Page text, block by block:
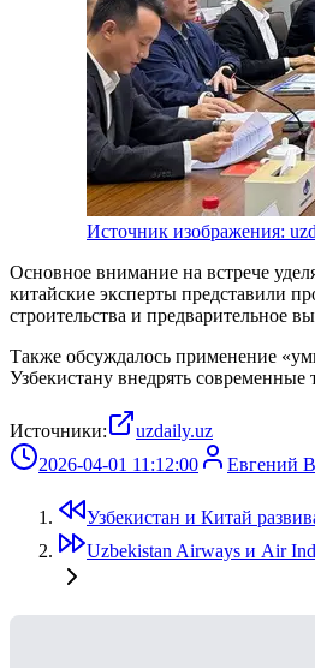
Источник изображения:
Основное внимание на встрече
китайские эксперты представили
строительства и предварительное
Также обсуждалось применение
Узбекистану внедрять
Источники:
uzdaily.uz
2026-04-01 11:12:00
Евгений
Узбекистан и Китай
Uzbekistan Airways и Air